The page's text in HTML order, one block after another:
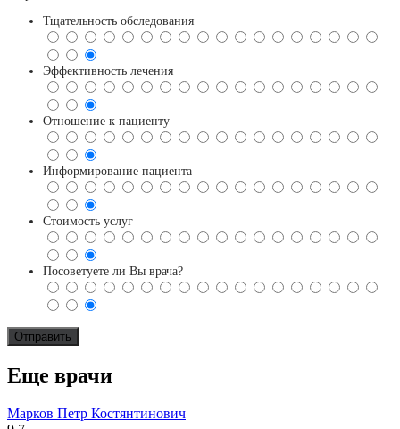
Тщательность обследования
Эффективность лечения
Отношение к пациенту
Информирование пациента
Стоимость услуг
Посоветуете ли Вы врача?
Еще врачи
Марков Петр Костянтинович